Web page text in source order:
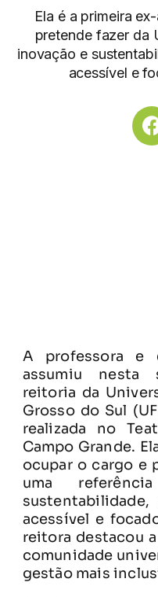
Ela é a primeira
pretende fazer da
inovação e
acessível e
A professora e
assumiu nesta
reitoria da
Grosso do Sul
realizada no
Campo Grande.
ocupar o cargo e
uma
acessível e
reitora destacou
comunidade
gestão mais